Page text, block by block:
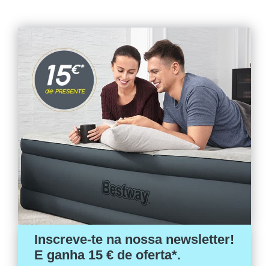
Inscreve-te na nossa newsletter!
E ganha 15 € de oferta*.